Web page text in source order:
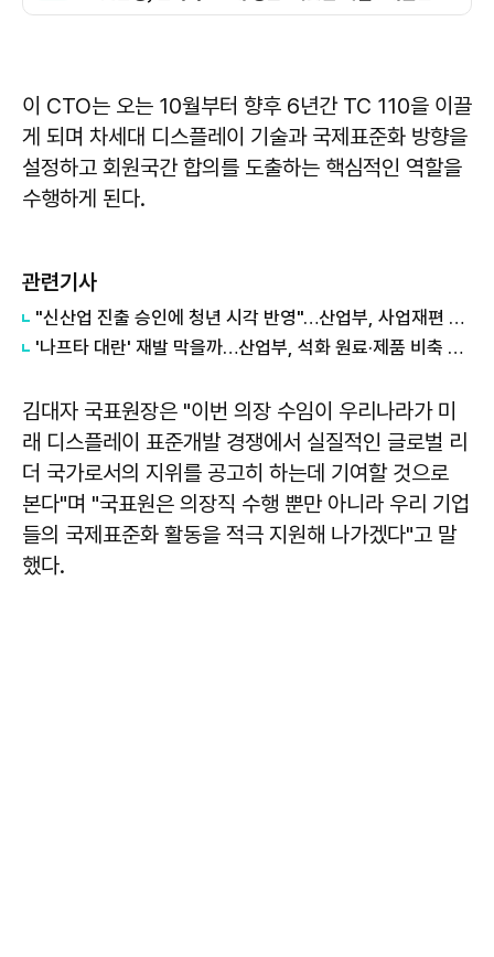
이 CTO는 오는 10월부터 향후 6년간 TC 110을 이끌
게 되며 차세대 디스플레이 기술과 국제표준화 방향을
설정하고 회원국간 합의를 도출하는 핵심적인 역할을
수행하게 된다.
관련기사
"신산업 진출 승인에 청년 시각 반영"…산업부, 사업재편 심의위 청년위원 공모
'나프타 대란' 재발 막을까…산업부, 석화 원료·제품 비축 방안 검토
김대자 국표원장은 "이번 의장 수임이 우리나라가 미
래 디스플레이 표준개발 경쟁에서 실질적인 글로벌 리
더 국가로서의 지위를 공고히 하는데 기여할 것으로
본다"며 "국표원은 의장직 수행 뿐만 아니라 우리 기업
들의 국제표준화 활동을 적극 지원해 나가겠다"고 말
했다.